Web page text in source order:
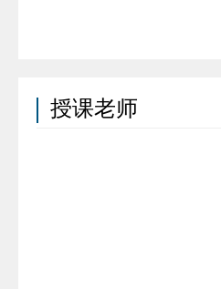
授课老师